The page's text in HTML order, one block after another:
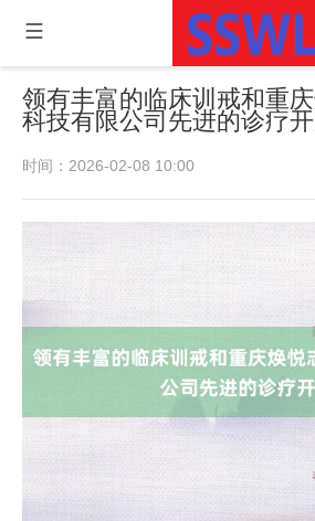
领有丰富的临床训戒和重
科技有限公司先进的诊疗
时间：2026-02-08 10:00